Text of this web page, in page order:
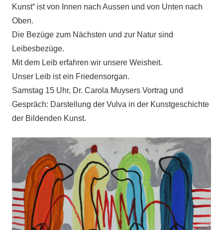
Kunst“ ist von Innen nach Aussen und von Unten nach
Oben.
Die Bezüge zum Nächsten und zur Natur sind
Leibesbezüge.
Mit dem Leib erfahren wir unsere Weisheit.
Unser Leib ist ein Friedensorgan.
Samstag 15 Uhr, Dr. Carola Muysers Vortrag und
Gespräch: Darstellung der Vulva in der Kunstgeschichte
der Bildenden Kunst.